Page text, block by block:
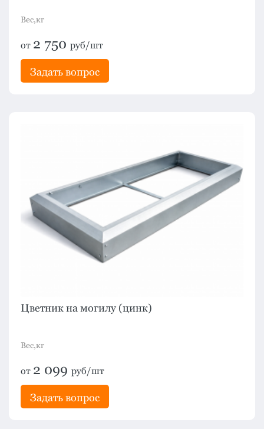
Вес,кг
от 2 750 руб/шт
Задать вопрос
Цветник на могилу (цинк)
Вес,кг
от 2 099 руб/шт
Задать вопрос